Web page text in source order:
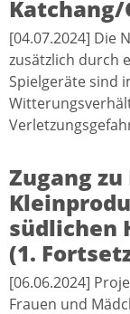
Katchang/
[04.07.2024] Die
zusätzlich durch
Spielgeräte sind
Zugang
südlichen
(1.
[06.06.2024]
Frauen und